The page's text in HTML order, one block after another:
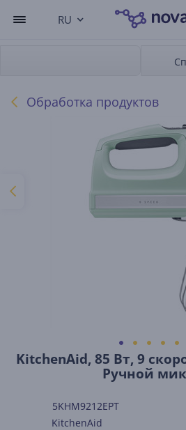
RU
Обработка продуктов
KitchenAid, 85 Вт, 9
Ручной
5KHM9212EPT
KitchenAid